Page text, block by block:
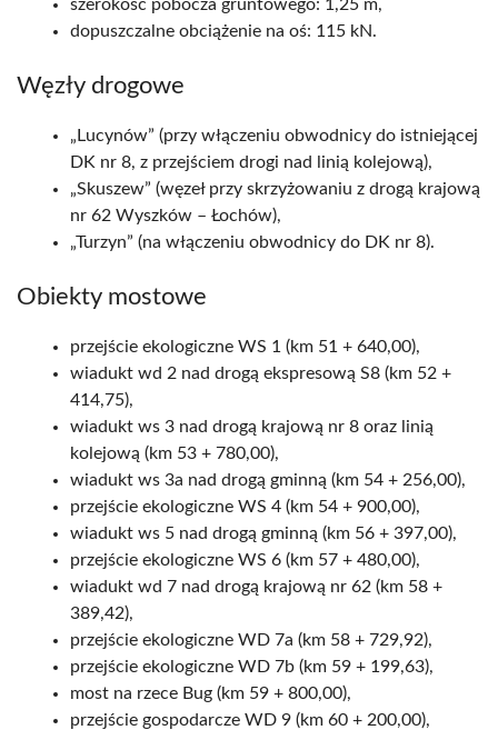
szerokość pobocza gruntowego: 1,25 m,
dopuszczalne obciążenie na oś: 115 kN.
Węzły drogowe
„Lucynów” (przy włączeniu obwodnicy do istniejącej
DK nr 8, z przejściem drogi nad linią kolejową),
„Skuszew” (węzeł przy skrzyżowaniu z drogą krajową
nr 62 Wyszków – Łochów),
„Turzyn” (na włączeniu obwodnicy do DK nr 8).
Obiekty mostowe
przejście ekologiczne WS 1 (km 51 + 640,00),
wiadukt wd 2 nad drogą ekspresową S8 (km 52 +
414,75),
wiadukt ws 3 nad drogą krajową nr 8 oraz linią
kolejową (km 53 + 780,00),
wiadukt ws 3a nad drogą gminną (km 54 + 256,00),
przejście ekologiczne WS 4 (km 54 + 900,00),
wiadukt ws 5 nad drogą gminną (km 56 + 397,00),
przejście ekologiczne WS 6 (km 57 + 480,00),
wiadukt wd 7 nad drogą krajową nr 62 (km 58 +
389,42),
przejście ekologiczne WD 7a (km 58 + 729,92),
przejście ekologiczne WD 7b (km 59 + 199,63),
most na rzece Bug (km 59 + 800,00),
przejście gospodarcze WD 9 (km 60 + 200,00),